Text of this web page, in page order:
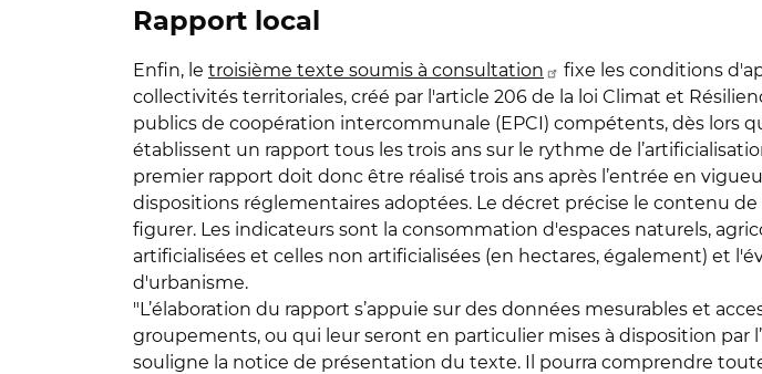
Rapport local
Enfin, le troisième texte soumis à consultation
fixe les conditions
collectivités territoriales, créé par l'article 206 de la loi Climat et
publics de coopération intercommunale (EPCI) compétents, dès lors
établissent un rapport tous les trois ans sur le rythme de
premier rapport doit donc être réalisé trois ans après l’entrée en
dispositions réglementaires adoptées. Le décret précise le contenu
figurer. Les indicateurs sont la consommation d'espaces naturels,
artificialisées et celles non artificialisées (en hectares, également) et
d'urbanisme.
"L’élaboration du rapport s’appuie sur des données mesurables et
groupements, ou qui leur seront en particulier mises à disposition par
souligne la notice de présentation du texte. Il pourra comprendre